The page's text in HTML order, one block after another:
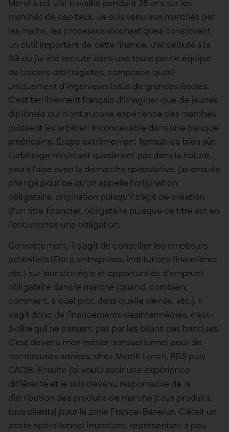
Merci à toi. J’ai travaillé pendant 25 ans sur les
marchés de capitaux. Je suis venu aux marchés par
les maths, les processus stochastiques constituant
un outil important de cette finance. J’ai débuté à la
SG où j’ai été recruté dans une toute petite équipe
de traders-arbitragistes, composée quasi-
uniquement d’ingénieurs issus de grandes écoles.
C’est terriblement français d’imaginer que de jeunes
diplômés qui n’ont aucune expérience des marchés
puissent les arbitrer! Inconcevable dans une banque
américaine. Étape extrêmement formatrice bien sûr.
L’arbitrage n’existant quasiment pas dans la nature,
peu à l’aise avec la démarche spéculative, j’ai ensuite
changé pour ce qu’on appelle l’origination
obligataire, origination puisqu’il s’agit de création
d’un titre financier, obligataire puisque ce titre est en
l’occurrence une obligation.
Concrètement, il s’agit de conseiller les émetteurs
potentiels (Etats, entreprises, institutions financières
etc.) sur leur stratégie et opportunités d’emprunt
obligataire dans le marché (quand, combien,
comment, à quel prix, dans quelle devise, etc.). Il
s’agit donc de financements désintermédiés, c’est-
à-dire qui ne passent pas par les bilans des banques.
C’est devenu mon métier transactionnel pour de
nombreuses années, chez Merrill Lynch, RBS puis
CACIB. Ensuite j’ai voulu avoir une expérience
différente et je suis devenu responsable de la
distribution des produits de marché (tous produits,
tous clients) pour la zone France-Benelux. C’était un
poste opérationnel important, représentant à peu